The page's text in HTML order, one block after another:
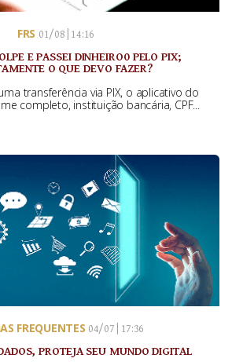
FRS 01/08 | 14:16
E PASSEI DINHEIRO0 PELO PIX;
O QUE DEVO FAZER?
transferência via PIX, o aplicativo do
completo, instituição bancária, CPF...
FREQUENTES 04/07 | 17:36
PROTEJA SEU MUNDO DIGITAL